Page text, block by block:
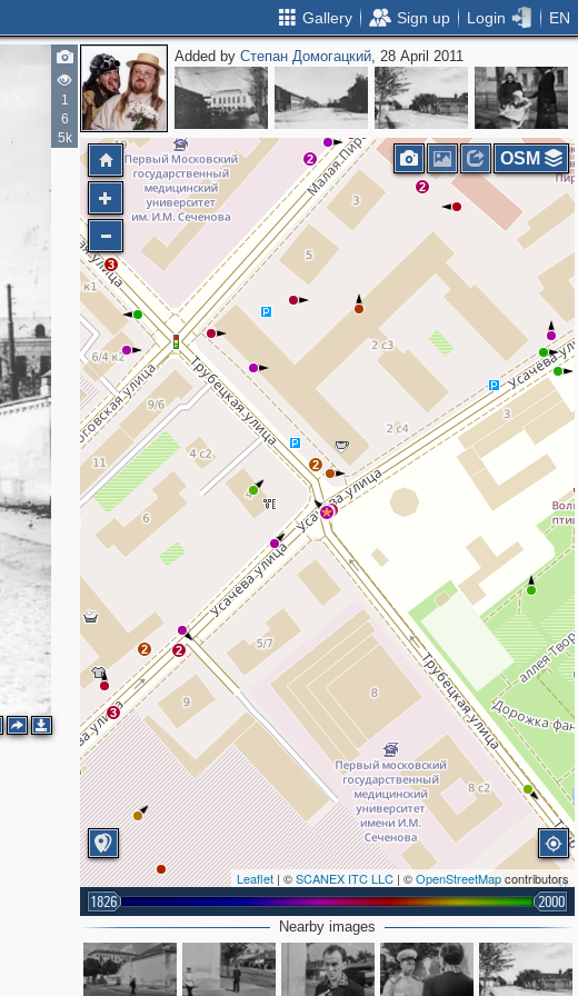
Gallery Sign up Login EN
1
6
5k
Added byСтепан Домогацкий, 28 April 2011
3
2
2
2 2
3
2
2
2
3
2
Leaflet | ©SCANEX ITC LLC | ©OpenStreetMapcontributors
1826 2000
OSM
Nearby images